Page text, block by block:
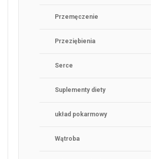
Przemęczenie
Przeziębienia
Serce
Suplementy diety
układ pokarmowy
Wątroba